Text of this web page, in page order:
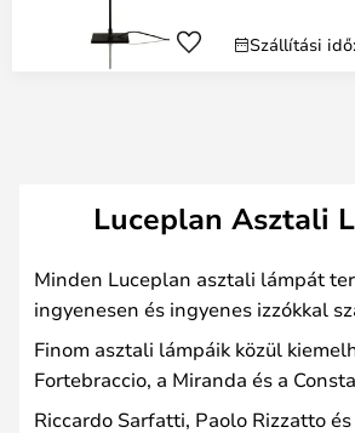
Szállítási
Luceplan Asztali
Minden Luceplan asztali lámpát
ingyenesen és ingyenes izzókkal
Finom asztali lámpáik közül
Fortebraccio, a Miranda és a
Riccardo Sarfatti, Paolo Rizzatto